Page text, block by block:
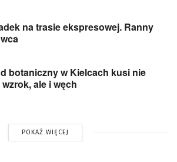
na trasie ekspresowej. Ranny
botaniczny w Kielcach kusi nie
ale i węch
POKAŻ WIĘCEJ